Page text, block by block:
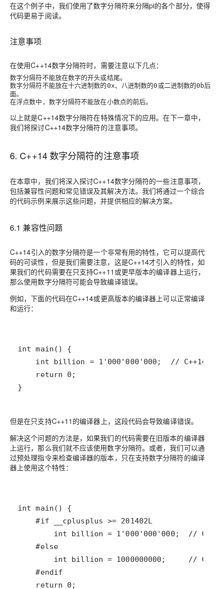
在这个例子中，我们使用了数字分隔符来分隔pi的各个部分，使得
代码更易于阅读。
注意事项
在使用C++14数字分隔符时，需要注意以下几点：
数字分隔符不能放在数字的开头或结尾。
数字分隔符不能放在十六进制数的0x、八进制数的0或二进制数的0b后
面。
在浮点数中，数字分隔符不能放在小数点的前后。
以上就是C++14数字分隔符在特殊情况下的应用。在下一章中，
我们将探讨C++14数字分隔符的注意事项。
6. C++14 数字分隔符的注意事项
在本章中，我们将深入探讨C++14数字分隔符的一些注意事项，
包括兼容性问题和常见错误及其解决方法。我们将通过一个综合
的代码示例来展示这些问题，并提供相应的解决方案。
6.1 兼容性问题
C++14引入的数字分隔符是一个非常有用的特性，它可以提高代
码的可读性，但是我们需要注意，这是C++14才引入的特性，如
果我们的代码需要在只支持C++11或更早版本的编译器上运行，
那么使用数字分隔符可能会导致编译错误。
例如，下面的代码在C++14或更高版本的编译器上可以正常编译
和运行：
}
但是在只支持C++11的编译器上，这段代码会导致编译错误。
解决这个问题的方法是，如果我们的代码需要在旧版本的编译器
上运行，那么我们就不应该使用数字分隔符。或者，我们可以通
过预处理指令来检查编译器的版本，只在支持数字分隔符的编译
器上使用这个特性：
    #else